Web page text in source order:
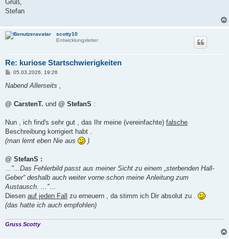
Gruß,
Stefan
scotty10
Entwicklungsleiter
Re: kuriose Startschwierigkeiten
B
i
a
05.03.2026, 19:26
Nabend Allerseits ,
@ CarstenT. und @ StefanS :
Nun , ich find's sehr gut , das Ihr meine (vereinfachte) falsche
Beschreibung korrigiert habt .
(man lernt eben Nie aus
)
@ StefanS :
..."...Das Fehlerbild passt aus meiner Sicht zu einem „sterbenden Hall-
Geber“ deshalb auch weiter vorne schon meine Anleitung zum
Austausch. ..."...
Diesen auf jeden Fall zu erneuern , da stimm ich Dir absolut zu .
(das hatte ich auch empfohlen)
Gruss Scotty